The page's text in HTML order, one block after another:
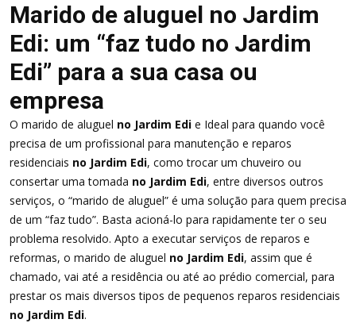
Marido de aluguel no Jardim
Edi: um “faz tudo no Jardim
Edi” para a sua casa ou
empresa
O marido de aluguel no Jardim Edi e Ideal para quando você
precisa de um profissional para manutenção e reparos
residenciais no Jardim Edi, como trocar um chuveiro ou
consertar uma tomada no Jardim Edi, entre diversos outros
serviços, o “marido de aluguel” é uma solução para quem precisa
de um “faz tudo”. Basta acioná-lo para rapidamente ter o seu
problema resolvido. Apto a executar serviços de reparos e
reformas, o marido de aluguel no Jardim Edi, assim que é
chamado, vai até a residência ou até ao prédio comercial, para
prestar os mais diversos tipos de pequenos reparos residenciais
no Jardim Edi.